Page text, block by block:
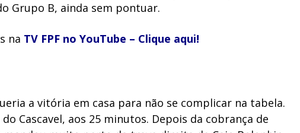
Grupo B, ainda sem pontuar.
na TV FPF no YouTube – Clique aqui!
a vitória em casa para não se complicar na tabela.
Cascavel, aos 25 minutos. Depois da cobrança de